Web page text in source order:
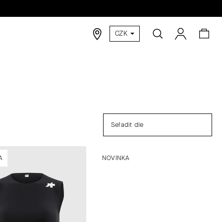
CZK Hledat
Seřadit dle
NOVINKA